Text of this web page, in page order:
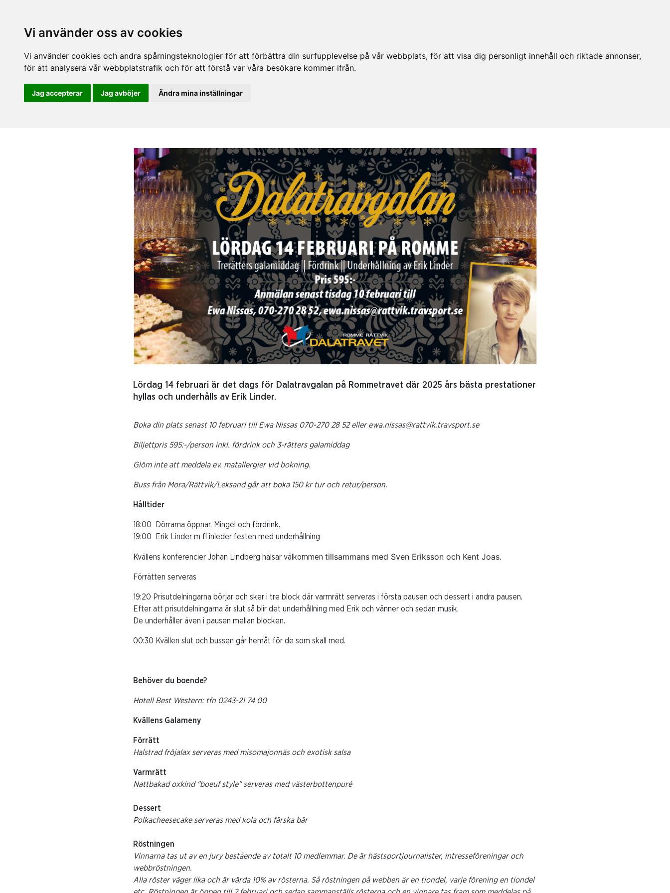
Vi använder oss av cookies
Vi använder cookies och andra spårningsteknologier för att förbättra din surfupplevelse på vår webbplats, för att visa dig personligt innehåll och riktade annonser,
för att analysera vår webbplatstrafik och för att förstå var våra besökare kommer ifrån.
Jag accepterar Jag avböjer Ändra mina inställningar
Lördag 14 februari är det dags för Dalatravgalan på Rommetravet där 2025 års bästa prestationer
hyllas och underhålls av Erik Linder.
Boka din plats senast 10 februari till Ewa Nissas 070-270 28 52 eller ewa.nissas@rattvik.travsport.se
Biljettpris 595:-/person inkl. fördrink och 3-rätters galamiddag
Glöm inte att meddela ev. matallergier vid bokning.
Buss från Mora/Rättvik/Leksand går att boka 150 kr tur och retur/person.
Hålltider
18:00
Dörrarna öppnar. Mingel och fördrink.
19:00
Erik Linder m fl inleder festen med underhållning
Kvällens konferencier Johan Lindberg hälsar välkommen tillsammans med Sven Eriksson och Kent Joas.
Förrätten serveras
19:20 Prisutdelningarna börjar och sker i tre block där varmrätt serveras i första pausen och dessert i andra pausen.
Efter att prisutdelningarna är slut så blir det underhållning med Erik och vänner och sedan musik.
De underhåller även i pausen mellan blocken.
00:30 Kvällen slut och bussen går hemåt för de som skall med.
Behöver du boende?
Hotell Best Western: tfn 0243-21 74 00
Kvällens Galameny
Förrätt
Halstrad fröjalax serveras med misomajonnäs och exotisk salsa
Varmrätt
Nattbakad oxkind "boeuf style" serveras med västerbottenpuré
Dessert
Polkacheesecake serveras med kola och färska bär
Röstningen
Vinnarna tas ut av en jury bestående av totalt 10 medlemmar. De är hästsportjournalister, intresseföreningar och
webbröstningen.
Alla röster väger lika och är värda 10% av rösterna. Så röstningen på webben är en tiondel, varje förening en tiondel